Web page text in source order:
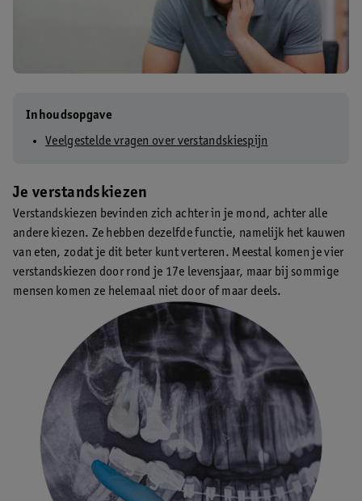
Inhoudsopgave
Veelgestelde vragen over verstandskiespijn
Je verstandskiezen
Verstandskiezen bevinden zich achter in je mond, achter alle
andere kiezen. Ze hebben dezelfde functie, namelijk het kauwen
van eten, zodat je dit beter kunt verteren. Meestal komen je vier
verstandskiezen door rond je 17e levensjaar, maar bij sommige
mensen komen ze helemaal niet door of maar deels.